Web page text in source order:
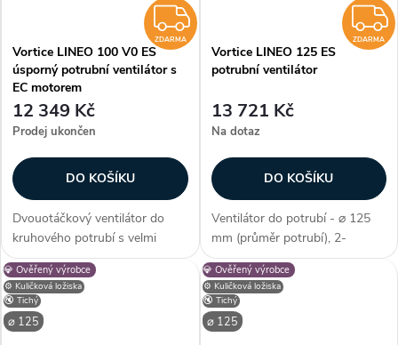
ZDARMA
ZDARMA
Vortice LINEO 100 V0 ES
úsporný potrubní ventilátor s
EC motorem
12 349 Kč
Prodej ukončen
DO KOŠÍKU
Dvouotáčkový ventilátor do
kruhového potrubí s velmi
tichým provozem. Úsporný
bezkartáčový motor s dlouhou
životností. Kuličková ložiska.
Krytí IPX4. Průměr 100 mm.
Průtok...
ZDARMA
Vortice LINEO 125 ES
potrubní ventilátor
13 721 Kč
Na dotaz
DO KOŠÍKU
Ventilátor do potrubí - ⌀ 125
mm (průměr potrubí), 2-
stupňová či plynulá regulace,
EC motor, kuličková ložiska,
průtok vzduchu max. 370
m3/h, max. teplota 60 °C,
příkon 7–25 W,...
⚙️ Kuličková ložiska
🔇 Tichý
⌀ 125
💎 Ověřený výrobce
⚙️ Kuličková ložiska
🔇 Tichý
⌀ 125
💎 Ověřený výrobce